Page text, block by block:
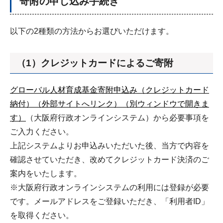
以下の2種類の方法からお選びいただけます。
（1）クレジットカードによるご寄附
グローバル人材育成基金寄附申込み（クレジットカード
納付）（外部サイトへリンク）（別ウィンドウで開きま
す）
（大阪府行政オンラインシステム）から必要事項を
ご入力ください。
上記システムよりお申込みいただいた後、当方で内容を
確認させていただき、改めてクレジットカード決済のご
案内をいたします。
※大阪府行政オンラインシステムの利用には登録が必要
です。メールアドレスをご登録いただき、「利用者ID」
を取得ください。